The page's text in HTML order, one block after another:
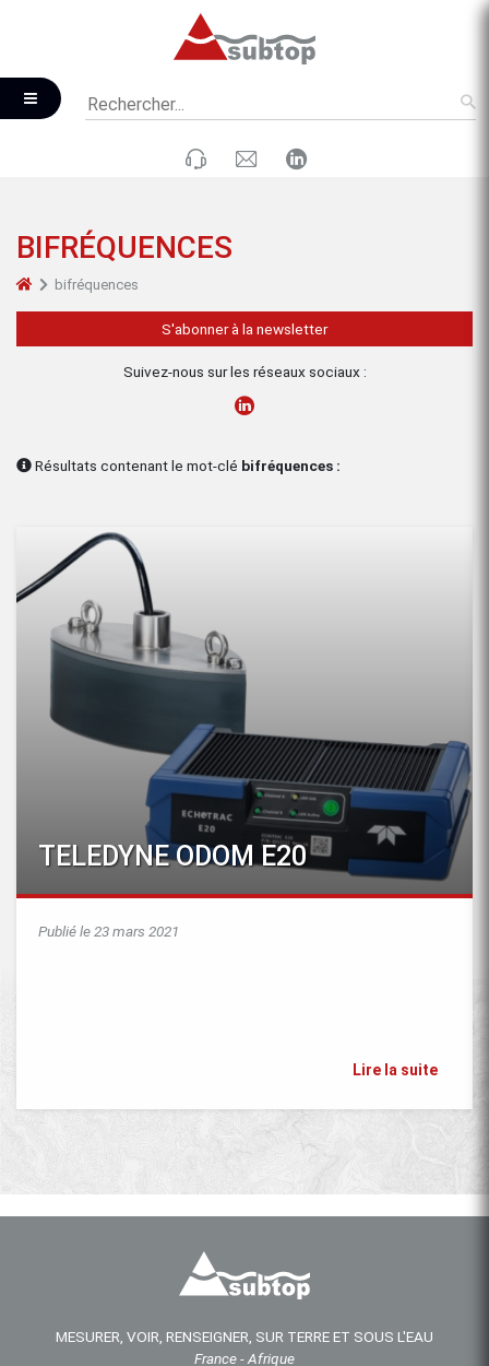
BIFRÉQUENCES
bifréquences
S'abonner à la newsletter
Suivez-nous sur les réseaux sociaux :
Résultats contenant le mot-clé bifréquences :
TELEDYNE ODOM E20
Publié le 23 mars 2021
Lire la suite
MESURER, VOIR, RENSEIGNER, SUR TERRE ET SOUS L'EAU
France - Afrique